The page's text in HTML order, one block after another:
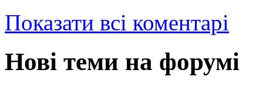
Показати всі коментарі
Нові теми на форумі